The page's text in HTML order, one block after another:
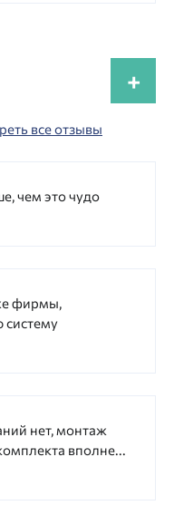
+
все отзывы
чем это чудо
фирмы,
систему
нет, монтаж
вполне...